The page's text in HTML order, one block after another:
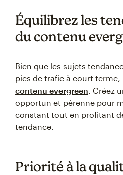
Équilibrez les
du contenu
Bien que les sujets
pics de trafic à court terme,
contenu evergreen. Créez
opportun et pérenne pour
constant tout en profitant
tendance.
Priorité à la